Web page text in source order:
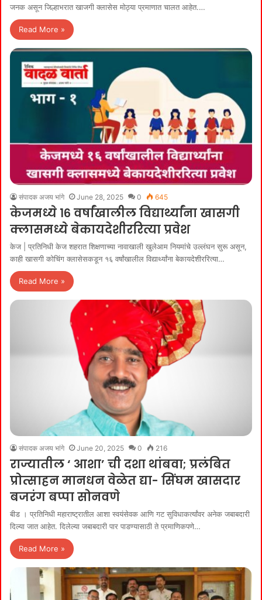
जनक असून जिल्हाभरात खाजगी क्लासेस मोठ्या प्रमाणात चालत आहेत.…
Read More »
संपादक अजय भांगे June 28, 2025 0 645
केजमध्ये १६ वर्षांखालील विद्यार्थ्यांना खासगी
क्लासमध्ये बेकायदेशीररित्या प्रवेश
केज | प्रतिनिधी केज शहरात शिक्षणाच्या नावाखाली खुलेआम नियमांचे उल्लंघन सुरू असून,
काही खासगी कोचिंग क्लासेसकडून १६ वर्षांखालील विद्यार्थ्यांना बेकायदेशीररित्या…
Read More »
संपादक अजय भांगे June 20, 2025 0 216
राज्यातील ‘ आशा’ ची दशा थांबवा; प्रलंबित
प्रोत्साहन मानधन वेळेत द्या- सिंघम खासदार
बजरंग बप्पा सोनवणे
बीड । प्रतिनिधी महाराष्ट्रातील आशा स्वयंसेवक आणि गट सुविधाकर्त्यांवर अनेक जबाबदारी
दिल्या जात आहेत. दिलेल्या जबाबदारी पार पाडण्यासाठी ते प्रमाणिकपणे…
Read More »